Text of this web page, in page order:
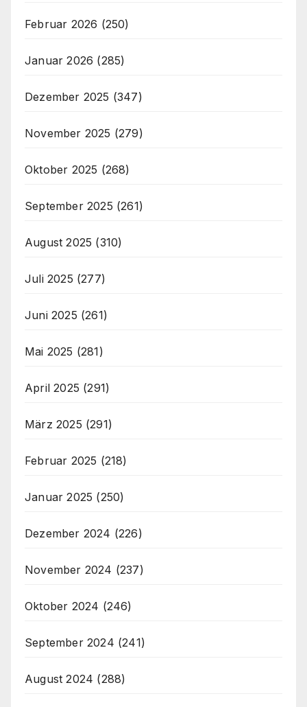
Februar 2026 (250)
Januar 2026 (285)
Dezember 2025 (347)
November 2025 (279)
Oktober 2025 (268)
September 2025 (261)
August 2025 (310)
Juli 2025 (277)
Juni 2025 (261)
Mai 2025 (281)
April 2025 (291)
März 2025 (291)
Februar 2025 (218)
Januar 2025 (250)
Dezember 2024 (226)
November 2024 (237)
Oktober 2024 (246)
September 2024 (241)
August 2024 (288)